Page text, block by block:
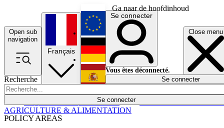
Ga naar de hoofdinhoud
Open sub
navigation
Close menu
Recherche
Se connecter
POLICY AREAS
Économie
Français
English
Deutsch
Español
Se connecter
Vous êtes déconnecté.
Se connecter
AGRICULTURE & ALIMENTATION